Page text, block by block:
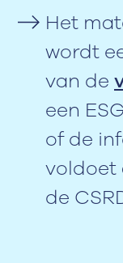
Het
wordt
van de
een
of de
voldoet
de